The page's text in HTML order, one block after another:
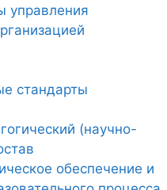
управления
стандарты
(научно-
обеспечение и